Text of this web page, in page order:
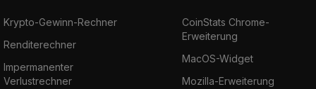
Krypto-Gewinn-Rechner
Renditerechner
Impermanenter
Verlustrechner
CoinStats Chrome-
Erweiterung
MacOS-Widget
Mozilla-Erweiterung